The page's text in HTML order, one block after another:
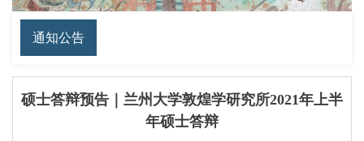
通知公告
硕士答辩预告｜兰州大学敦煌学研究所2021年上半
年硕士答辩